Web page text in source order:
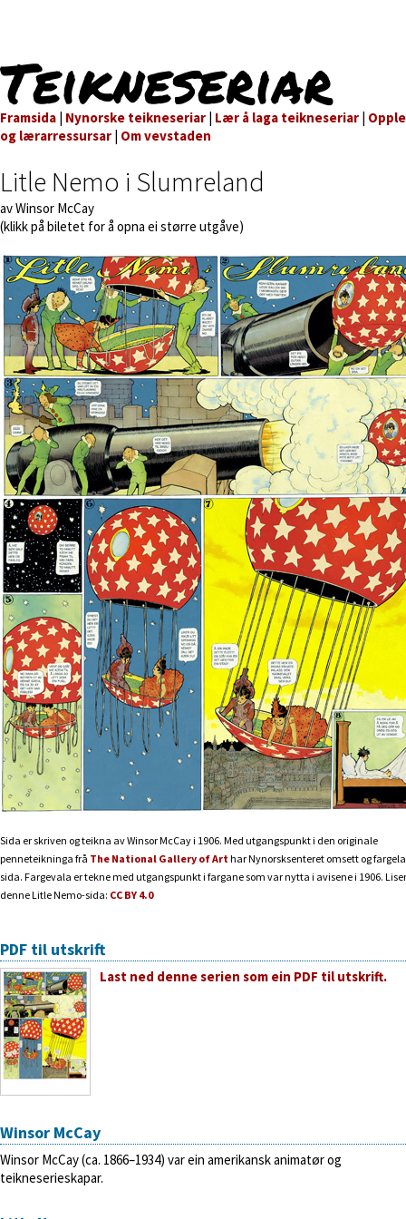
Teikneseriar
Framsida | Nynorske teikneseriar | Lær å laga teikneseriar |
og lærarressursar | Om vevstaden
Litle Nemo i Slumreland
av Winsor McCay
(klikk på biletet for å opna ei større utgåve)
Sida er skriven og teikna av Winsor McCay i 1906. Med utgangspunkt i den originale
penneteikninga frå The National Gallery of Art har Nynorsksenteret omsett og
sida. Fargevala er tekne med utgangspunkt i fargane som var nytta i avisene i 1906.
denne Litle Nemo-sida: CC BY 4.0
PDF til utskrift
Last ned denne serien som ein PDF til utskrift.
Winsor McCay
Winsor McCay (ca. 1866–1934) var ein amerikansk animatør og
teikneserieskapar.